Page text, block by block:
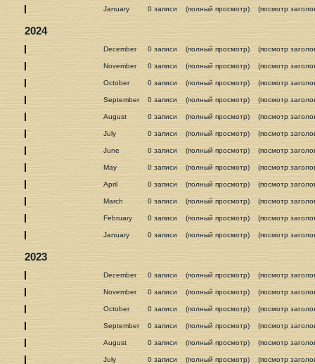
January 0 записи (полный просмотр) (посмотр
2024
December 0 записи (полный просмотр) (посмотр
November 0 записи (полный просмотр) (посмотр
October 0 записи (полный просмотр) (посмотр
September 0 записи (полный просмотр) (посмотр
August 0 записи (полный просмотр) (посмотр
July 0 записи (полный просмотр) (посмотр
June 0 записи (полный просмотр) (посмотр
May 0 записи (полный просмотр) (посмотр
April 0 записи (полный просмотр) (посмотр
March 0 записи (полный просмотр) (посмотр
February 0 записи (полный просмотр) (посмотр
January 0 записи (полный просмотр) (посмотр
2023
December 0 записи (полный просмотр) (посмотр
November 0 записи (полный просмотр) (посмотр
October 0 записи (полный просмотр) (посмотр
September 0 записи (полный просмотр) (посмотр
August 0 записи (полный просмотр) (посмотр
July 0 записи (полный просмотр) (посмотр